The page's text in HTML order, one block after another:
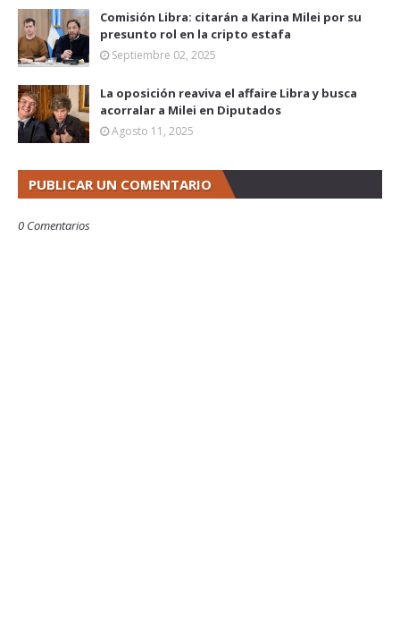
Comisión Libra: citarán a Karina Milei por su
presunto rol en la cripto estafa
Septiembre 02, 2025
La oposición reaviva el affaire Libra y busca
acorralar a Milei en Diputados
Agosto 11, 2025
PUBLICAR UN COMENTARIO
0 Comentarios